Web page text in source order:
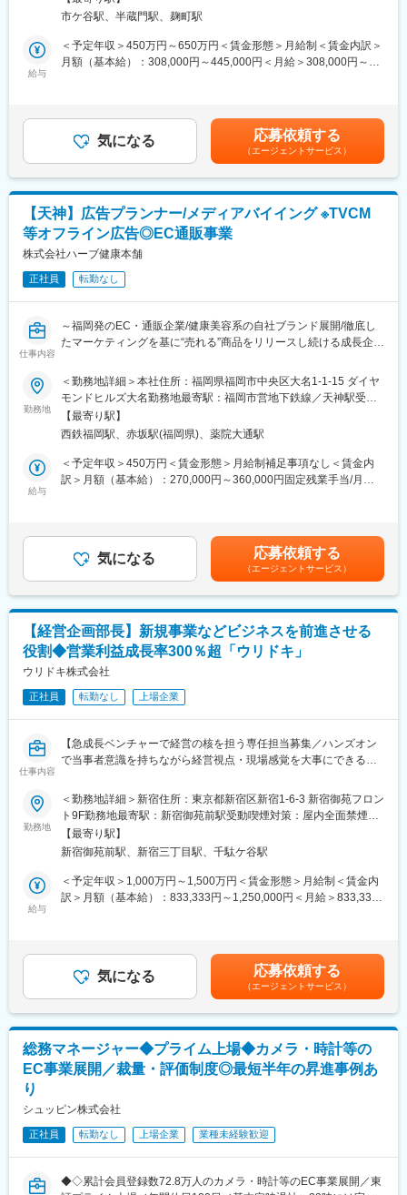
・オープン＆フェアな社風： 役職に関わらず意見を出し合える風
・スピード感のある意思決定： 「一人一人が意思決定をする」文
化があり、裁量を持ってプロジェクトを推進できます。
ワークライフバランスも重視できます
●社員の約70%が中途採用
OJTを通じて業務理解をして頂き地盤を固めてから徐々に裁量を
増やしていく環境
●総合ショッピングサイトと販売実店舗を運営
地方創生メディア「Made In Local」が選定する「岐阜を代表する
企業100選」にも選出されています
https://prtimes.jp/main/html/rd/p/000000069.000141100.html
変更の範囲：会社の定める業務
す。
■担当していただく主な業務：
・音楽関連アパレルの企画・制作・仕入・販売管理
・Tシャツを中心としたアパレル関連商品の接客、販売
・Tシャツ（アパレル）の展開強化に対し、運営オペレーションの
中古・新品のレコード・CD・DVDの販売を中心に、音楽と映像の
専門店として、各分野のスペシャリストを育て、質の高い商品の
販売及びソフトの制作活動を行ってきました。JAZZ・ROCK・
CLASSIC・PUNK・HIPHOP・インディーズなど国内外を問わず
あらゆるジャンルの良質な音楽を提供してきた結果、マニア層の
顧客を中心に支持を得ています。
音楽業界全体の流れとしてレコードからCDへ、そしてデータ配信
（音楽ダウンロード）へと販売方法・媒体が変化しています。デ
ータ配信の割合の多いジャンルを扱う同業他社の中には、その煽
りを受けて経営が立ち行かなくなる会社もここ最近増加していま
そんな中当社では、データ配信には左右されにくいいジャンル、
団塊の世代のリタイア後のレコード収集ニーズを敏感に感じ取
り、JAZZ、CLASSICに力をいれ、安定的に売り上げを維持向上さ
せています。一般ユーザー向けのビジネスではなく、マニアに喜
め、景気にも大きく左右されません。
市ケ谷駅、半蔵門駅、麹町駅
給与
＜予定年収＞450万円～650万円＜賃金形態＞月給制＜賃金内訳＞
月額（基本給）：308,000円～445,000円＜月給＞308,000円～
を通じて上下する可能性があります。月給(月額)は固定手当を含め
た表記です。気になる 応募依頼する
（エージェントサービス）
【天神】広告プランナー/メディアバイイング ※TVCM
等オフライン広告◎EC通販事業
株式会社ハーブ健康本舗
正社員 転勤なし
仕事内容
～福岡発のEC・通販企業/健康美容系の自社ブランド展開/徹底し
たマーケティングを基に“売れる”商品をリリースし続ける成長企業
■採用背景：
新商品の立ち上げや海外事業の躍進により2期連続110％以上の売
り上げ成長を遂げており、今後ますますの発展が見込まれており
ます！2030年に年商200億円を目指しており、その事業の発展に
貢献頂ける仲間を増やしたく採用を強化しています！本部門では
多数の新商品発売に伴い、広告活動の拡大を予定しているため、
■業務内容：
TVCM等のオフライン広告におけるメディアプランニング～効果
・オフライン広告費用対効果の検証・分析
・オフライン広告のメディアプランの立案
・メディアバイイング(広告枠の買い付け)
・広告代理店様との折衝交渉
・広告運用による費用対効果最大化
■仕事の魅力：
自社商品の広告の為、広告への反響、売上や利益へのインパクト
をリアルタイムに把握可能。大きなやりがいを感じながらスキル
アップできる環境です。広告費は同業界でも屈指の年間30億円以
経験を活かしてより大きなステージで活躍したい！明確な評価制
度のもとで、スピード感をもってキャリアアップしたいという方
に最適のポジションです。
可視化・明文化された評価制度で、半年ごとの目標設定や上長と
のフィードバック面談で、なぜこの評価なのか？がわかる状態で
徹底したマーケティングに基づき、10年連続売上NO.1※のブレン
ド健康茶「モリモリスリム」やサプリ「シボヘール」などヒット
商品を生み出す福岡発でEC事業を展開する企画メーカーです！中
途入社・若手社員も多く、社内のコミュニケーションが活発にな
るように仕切りがない開放感のあるオフィスです◎AIやツールを
積極的に導入しているため、スピーディーで効率よく業務を推進
できる環境があり、ボトムアップ型の社風で現場が捉えるお客様
の声を基に商品開発やサービス改善を常に行うなど、お客様と現
変更の範囲：会社の定める業務
勤務地
＜勤務地詳細＞本社住所：福岡県福岡市中央区大名1-1-15 ダイヤ
モンドヒルズ大名勤務地最寄駅：福岡市営地下鉄線／天神駅受動
喫煙対策：屋内喫煙可能場所あり変更の範囲：無
【最寄り駅】
西鉄福岡駅、赤坂駅(福岡県)、薬院大通駅
給与
＜予定年収＞450万円＜賃金形態＞月給制補足事項なし＜賃金内
訳＞月額（基本給）：270,000円～360,000円固定残業手当/月：
詳細は経験・能力を考慮し、面談にて決定します。■昇給：年2回
■賞与：年2回（7月、12月／計2.4～4.5ヶ月）※グレード・評価に
より支給セクションチーフ650万円～賃金はあくまでも目安の金
額であり、選考を通じて上下する可能性があります。月給(月額)は
固定手当を含めた表記です。
気になる 応募依頼する
（エージェントサービス）
【経営企画部長】新規事業などビジネスを前進させる
役割◆営業利益成長率300％超「ウリドキ」
ウリドキ株式会社
正社員 転勤なし 上場企業
仕事内容
【急成長ベンチャーで経営の核を担う専任担当募集／ハンズオン
で当事者意識を持ちながら経営視点・現場感覚を大事にできる環
国内唯一のビジネスモデルであるCtoBプラットフォーム「ウリド
キ」を展開する同社にて経営企画部長（CSO)をお任せします。予
算管理やKPI設計、戦略立案支援からピッチ資料の作成まで、裁量
を持って幅広く取り組んでいただきます。経営に近い立場で、意
思決定の場にも深く関わることができます。数値を分析して終わ
り、ではなく、現場やチームとともに手を動かしながら、「もっ
■こんな方にマッチします
・成長フェーズの企業・事業・組織を一緒に大きくしたい方
・裁量高く事業推進し、将来的なCxOポジションを目指したい方
■具体的な仕事内容：
・KPI設計／モニタリング／予算管理
・新規事業／サービス開発に関する企画推進
・社内外向け資料（IR資料、経営レポート、社内報告など）の作
勤務地
＜勤務地詳細＞新宿住所：東京都新宿区新宿1-6-3 新宿御苑フロン
ト9F勤務地最寄駅：新宿御苑前駅受動喫煙対策：屋内全面禁煙変
更の範囲：会社の定める事業所
【最寄り駅】
新宿御苑前駅、新宿三丁目駅、千駄ケ谷駅
給与
＜予定年収＞1,000万円～1,500万円＜賃金形態＞月給制＜賃金内
訳＞月額（基本給）：833,333円～1,250,000円＜月給＞833,333
する可能性があります。月給(月額)は固定手当を含めた表記です。
気になる 応募依頼する
（エージェントサービス）
総務マネージャー◆プライム上場◆カメラ・時計等の
EC事業展開／裁量・評価制度◎最短半年の昇進事例あ
り
シュッピン株式会社
正社員 転勤なし 上場企業 業種未経験歓迎
◆◇累計会員登録数72.8万人のカメラ・時計等のEC事業展開／東